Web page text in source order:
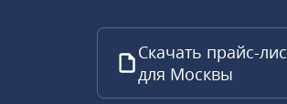
Скачать прайс-
для Москвы